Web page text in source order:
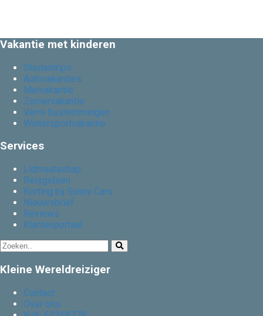
Vakantie met kinderen
Stedentrips
Autovakanties
Meivakantie
Zomervakantie
Verre bestemmingen
Wintersportvakantie
Services
Lidmaatschap
Reisgidsen
Korting bij Sunny Cars
Nieuwsbrief
Reviews
Klantenportaal
Kleine Wereldreiziger
Contact
Over ons